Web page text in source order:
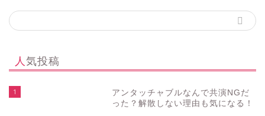
人気投稿
1
アンタッチャブルなんで共演NGだ
った？解散しない理由も気になる！